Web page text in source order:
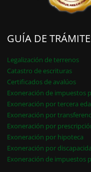
GUÍA DE
Legalización de terrenos
Catastro de escrituras
Certificados de avalúos
Exoneración de impuestos
Exoneración por tercera
Exoneración por
Exoneración por
Exoneración por hipoteca
Exoneración por
Exoneración de impuestos